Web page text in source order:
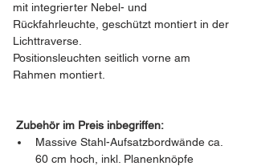
mit integrierter Nebel- und
Rückfahrleuchte, geschützt montiert in der
Lichttraverse.
Positionsleuchten seitlich vorne am
Rahmen montiert.
﻿ Zubehör im Preis inbegriffen:
Massive Stahl-Aufsatzbordwände ca.
60 cm hoch, inkl. Planenknöpfe